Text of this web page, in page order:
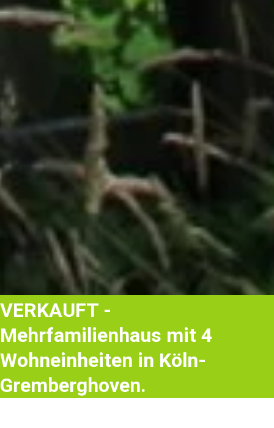
VERKAUFT -
Mehrfamilienhaus mit 4
Wohneinheiten in Köln-
Gremberghoven.